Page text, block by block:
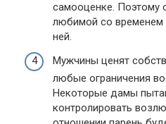
самооценке. Поэтому
любимой со временем
ней.
Мужчины ценят
любые ограничения
Некоторые дамы
контролировать